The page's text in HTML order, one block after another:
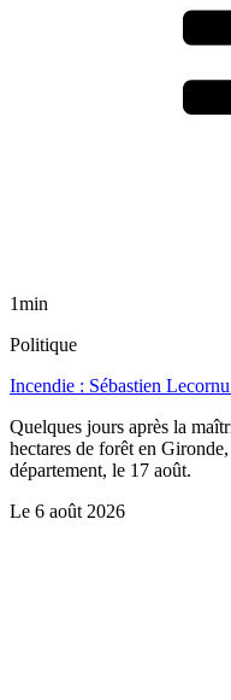
1min
Politique
Incendie : Sébastien
Quelques jours après la
hectares de forêt en
département, le 17 août.
Le 6 août 2026